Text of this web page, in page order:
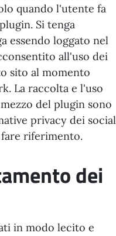
quando l'utente fa
Si tenga
essendo loggato nel
all'uso dei
sito al momento
La raccolta e l'uso
del plugin sono
privacy dei social
riferimento.
dei
in modo lecito e